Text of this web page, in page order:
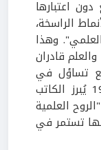
اعتبارها
الراسخة،
وهذا
قادران
تساؤل في
ضوء التحديات التي فرضتها جائحة كوفيد 19 يُبرز الكاتب
العلمية
تستمر في